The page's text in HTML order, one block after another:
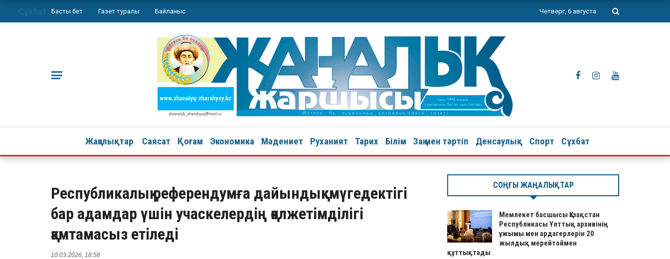
Басты бет Газет туралы Байланыс Четверг, 6 августа
Жаңалықтар Саясат Қоғам Экономика Мәдениет Руханият Тарих Білім Заң мен тәртіп Денсаулық Спорт Сұхбат
Республикалық референдумға дайындық: мүгедектігі
бар адамдар үшін учаскелердің қолжетімділігі
қамтамасыз етіледі
10.03.2026, 18:58
СОҢҒЫ ЖАҢАЛЫҚТАР
Мемлекет басшысы Қазақстан
Республикасы Ұлттық архивінің
ұжымы мен ардагерлерін 20
жылдық мерейтоймен
құттықтады